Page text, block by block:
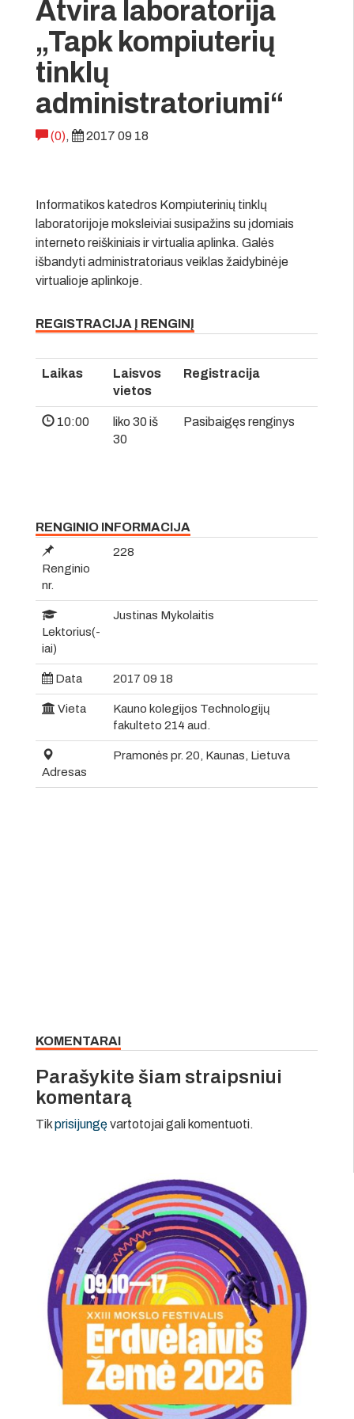
Atvira laboratorija
„Tapk kompiuterių
tinklų
administratoriumi“
(0), 2017 09 18
Informatikos katedros Kompiuterinių tinklų
laboratorijoje moksleiviai susipažins su įdomiais
interneto reiškiniais ir virtualia aplinka. Galės
išbandyti administratoriaus veiklas žaidybinėje
virtualioje aplinkoje.
REGISTRACIJA Į RENGINĮ
Laikas
Laisvos
vietos
Registracija
10:00
liko 30 iš
30
Pasibaigęs renginys
RENGINIO INFORMACIJA
Renginio
nr.
228
Lektorius(-
iai)
Justinas Mykolaitis
Data 2017 09 18
Vieta
Kauno kolegijos Technologijų
fakulteto 214 aud.
Adresas
Pramonės pr. 20, Kaunas, Lietuva
KOMENTARAI
Parašykite šiam straipsniui
komentarą
Tikprisijungęvartotojai gali komentuoti.